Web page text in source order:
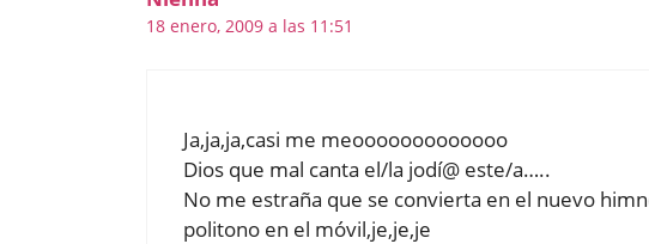
18 enero, 2009 a las 11:51
Ja,ja,ja,casi me meooooooooooooo
Dios que mal canta el/la jodí@ este/a…..
No me estraña que se convierta en el nuevo
politono en el móvil,je,je,je